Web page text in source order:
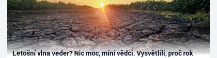
Letošní vlna veder? Nic moc, míní vědci. Vysvětlili, proč rok